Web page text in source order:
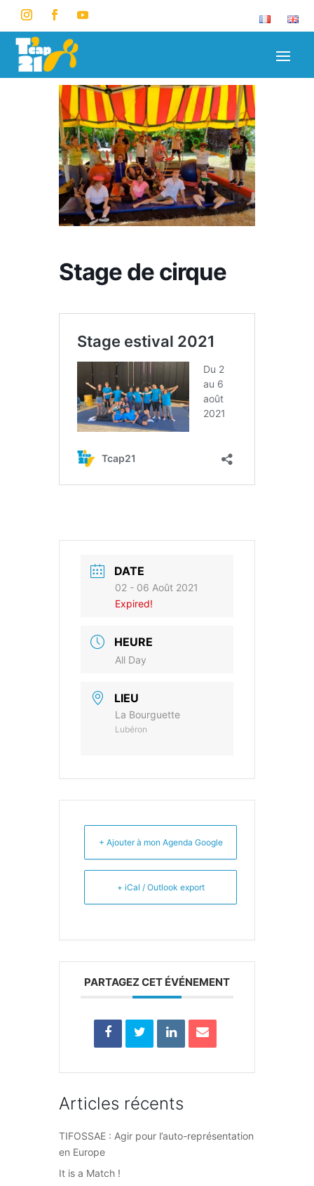
Stage de cirque
DATE
02 - 06 Août 2021
Expired!
HEURE
All Day
LIEU
La Bourguette
Lubéron
+ Ajouter à mon Agenda Google
+ iCal / Outlook export
PARTAGEZ CET ÉVÉNEMENT
Articles récents
TIFOSSAE : Agir pour l’auto-représentation
en Europe
It is a Match !